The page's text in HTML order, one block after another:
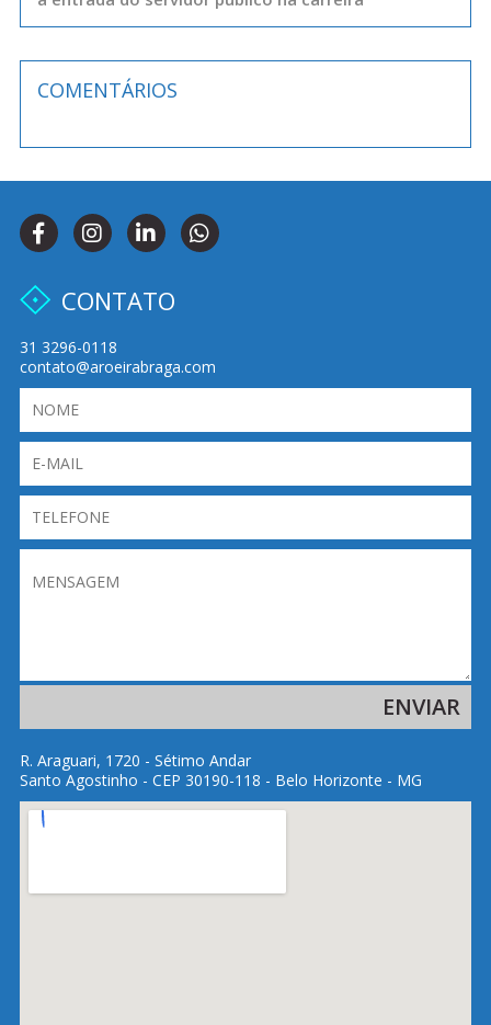
COMENTÁRIOS
CONTATO
31 3296-0118
contato@aroeirabraga.com
R. Araguari, 1720 - Sétimo Andar
Santo Agostinho - CEP 30190-118 - Belo Horizonte - MG